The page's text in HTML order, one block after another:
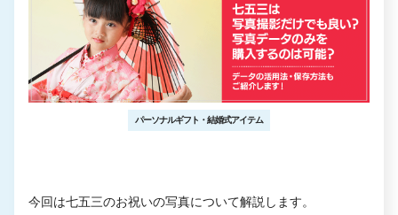
パーソナルギフト・結婚式アイテム
今回は七五三のお祝いの写真について解説します。